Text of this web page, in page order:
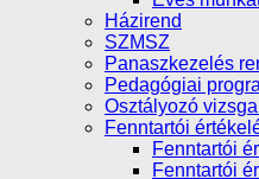
Házirend
SZMSZ
Panaszkezelés
Pedagógiai
Osztályozó
Fenntartói
Fenntartói
Fenntartói